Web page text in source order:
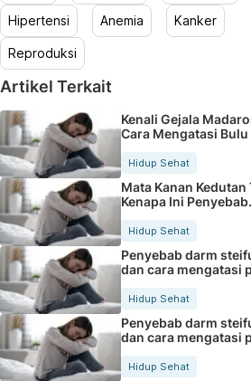
Hipertensi Anemia Kanker
Reproduksi
Artikel Terkait
Kenali Gejala
Cara Mengatasi Bulu
Hidup Sehat
Mata Kanan Kedutan
Kenapa Ini Penyebab
Hidup Sehat
Penyebab darm
dan cara mengatasi
Hidup Sehat
Penyebab darm
dan cara mengatasi
Hidup Sehat